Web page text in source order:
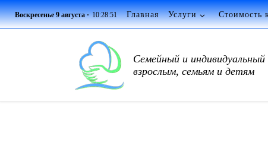
Перейти к содержимому
Воскресенье 9 августа · 10:28:52 Главная Услуги Стоимость
Семейный и индивидуальный
взрослым, семьям и детям